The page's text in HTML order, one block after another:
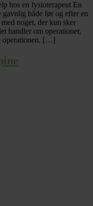
hos en fysioterapeut En
både før og efter en
noget, der kun sker
handler om operationer,
operationen. […]